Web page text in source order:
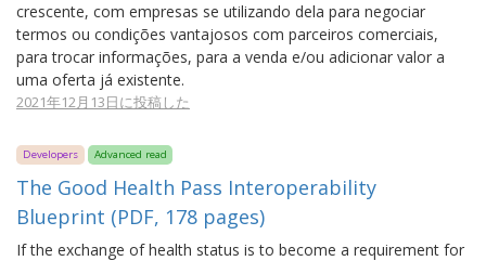
crescente, com empresas se utilizando dela para negociar
termos ou condições vantajosos com parceiros comerciais,
para trocar informações, para a venda e/ou adicionar valor a
uma oferta já existente.
2021年12月13日に投稿した
Developers Advanced read
The Good Health Pass Interoperability
Blueprint (PDF, 178 pages)
If the exchange of health status is to become a requirement for